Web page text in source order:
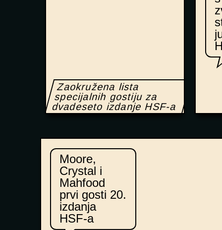
Zaokružena lista
specijalnih gostiju za
dvadeseto izdanje HSF-a
Moore,
Crystal i
Mahfood
prvi gosti 20.
izdanja
HSF-a